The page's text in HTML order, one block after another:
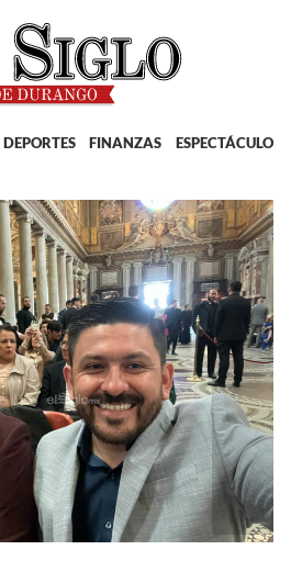
DEPORTES FINANZAS ESPECTÁCULOS